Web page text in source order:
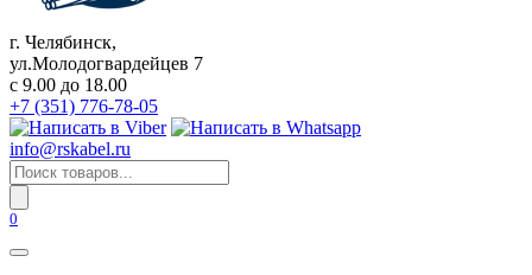
г. Челябинск,
ул.Молодогвардейцев 7
c 9.00 до 18.00
+7 (351) 776-78-05
info@rskabel.ru
Поиск
товаров
0